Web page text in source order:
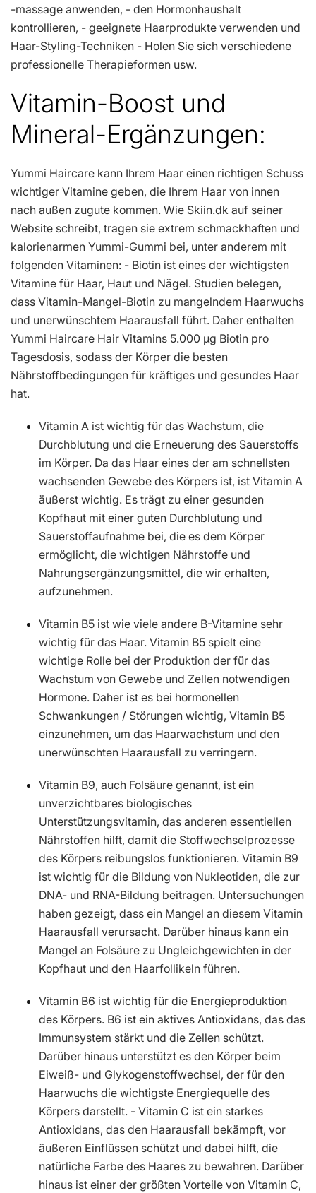
-massage anwenden, - den Hormonhaushalt
kontrollieren, - geeignete Haarprodukte verwenden und
Haar-Styling-Techniken - Holen Sie sich verschiedene
professionelle Therapieformen usw.
Vitamin-Boost und
Mineral-Ergänzungen:
Yummi Haircare kann Ihrem Haar einen richtigen Schuss
wichtiger Vitamine geben, die Ihrem Haar von innen
nach außen zugute kommen. Wie Skiin.dk auf seiner
Website schreibt, tragen sie extrem schmackhaften und
kalorienarmen Yummi-Gummi bei, unter anderem mit
folgenden Vitaminen: - Biotin ist eines der wichtigsten
Vitamine für Haar, Haut und Nägel. Studien belegen,
dass Vitamin-Mangel-Biotin zu mangelndem Haarwuchs
und unerwünschtem Haarausfall führt. Daher enthalten
Yummi Haircare Hair Vitamins 5.000 µg Biotin pro
Tagesdosis, sodass der Körper die besten
Nährstoffbedingungen für kräftiges und gesundes Haar
hat.
Vitamin A ist wichtig für das Wachstum, die
Durchblutung und die Erneuerung des Sauerstoffs
im Körper. Da das Haar eines der am schnellsten
wachsenden Gewebe des Körpers ist, ist Vitamin A
äußerst wichtig. Es trägt zu einer gesunden
Kopfhaut mit einer guten Durchblutung und
Sauerstoffaufnahme bei, die es dem Körper
ermöglicht, die wichtigen Nährstoffe und
Nahrungsergänzungsmittel, die wir erhalten,
aufzunehmen.
Vitamin B5 ist wie viele andere B-Vitamine sehr
wichtig für das Haar. Vitamin B5 spielt eine
wichtige Rolle bei der Produktion der für das
Wachstum von Gewebe und Zellen notwendigen
Hormone. Daher ist es bei hormonellen
Schwankungen / Störungen wichtig, Vitamin B5
einzunehmen, um das Haarwachstum und den
unerwünschten Haarausfall zu verringern.
Vitamin B9, auch Folsäure genannt, ist ein
unverzichtbares biologisches
Unterstützungsvitamin, das anderen essentiellen
Nährstoffen hilft, damit die Stoffwechselprozesse
des Körpers reibungslos funktionieren. Vitamin B9
ist wichtig für die Bildung von Nukleotiden, die zur
DNA- und RNA-Bildung beitragen. Untersuchungen
haben gezeigt, dass ein Mangel an diesem Vitamin
Haarausfall verursacht. Darüber hinaus kann ein
Mangel an Folsäure zu Ungleichgewichten in der
Kopfhaut und den Haarfollikeln führen.
Vitamin B6 ist wichtig für die Energieproduktion
des Körpers. B6 ist ein aktives Antioxidans, das das
Immunsystem stärkt und die Zellen schützt.
Darüber hinaus unterstützt es den Körper beim
Eiweiß- und Glykogenstoffwechsel, der für den
Haarwuchs die wichtigste Energiequelle des
Körpers darstellt. - Vitamin C ist ein starkes
Antioxidans, das den Haarausfall bekämpft, vor
äußeren Einflüssen schützt und dabei hilft, die
natürliche Farbe des Haares zu bewahren. Darüber
hinaus ist einer der größten Vorteile von Vitamin C,